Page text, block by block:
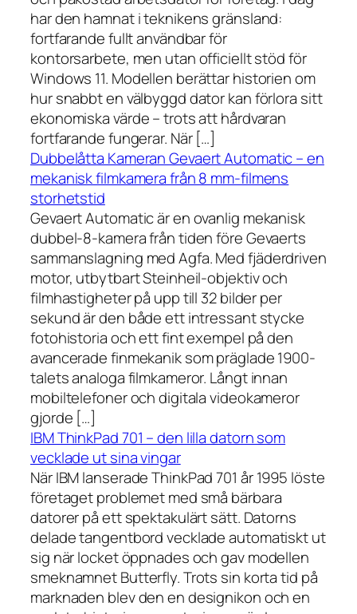
har den hamnat i teknikens gränsland:
fortfarande fullt användbar för
kontorsarbete, men utan officiellt stöd för
Windows 11. Modellen berättar historien om
hur snabbt en välbyggd dator kan förlora sitt
ekonomiska värde – trots att hårdvaran
fortfarande fungerar. När […]
Dubbelåtta Kameran Gevaert Automatic – en
mekanisk filmkamera från 8 mm-filmens
storhetstid
Gevaert Automatic är en ovanlig mekanisk
dubbel-8-kamera från tiden före Gevaerts
sammanslagning med Agfa. Med fjäderdriven
motor, utbytbart Steinheil-objektiv och
filmhastigheter på upp till 32 bilder per
sekund är den både ett intressant stycke
fotohistoria och ett fint exempel på den
avancerade finmekanik som präglade 1900-
talets analoga filmkameror. Långt innan
mobiltelefoner och digitala videokameror
gjorde […]
IBM ThinkPad 701 – den lilla datorn som
vecklade ut sina vingar
När IBM lanserade ThinkPad 701 år 1995 löste
företaget problemet med små bärbara
datorer på ett spektakulärt sätt. Datorns
delade tangentbord vecklade automatiskt ut
sig när locket öppnades och gav modellen
smeknamnet Butterfly. Trots sin korta tid på
marknaden blev den en designikon och en